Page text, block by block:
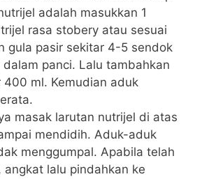
adalah masukkan 1
rasa stobery atau sesuai
gula pasir sekitar 4-5 sendok
dalam panci. Lalu tambahkan
400 ml. Kemudian aduk
masak larutan nutrijel di atas
mendidih. Aduk-aduk
menggumpal. Apabila telah
angkat lalu pindahkan ke